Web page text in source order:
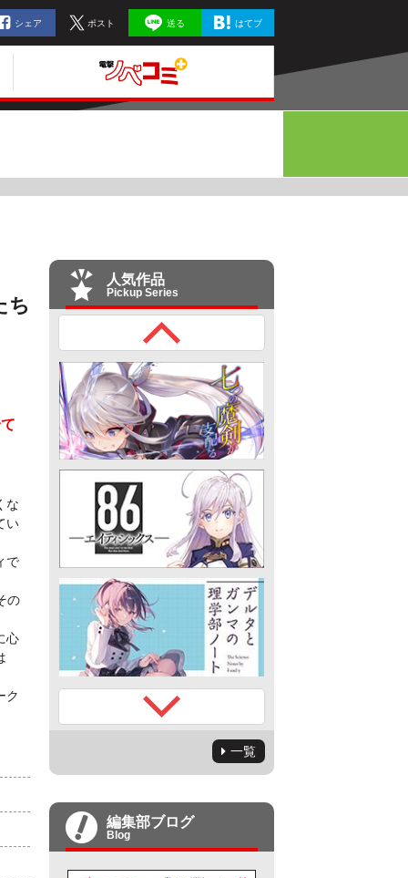
シェア ポスト 送る はてブ
ち
な
い
で
の
心
ク
人気作品
Pickup Series
一覧
編集部ブログ
Blog